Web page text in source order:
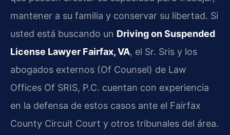
mantener a su familia y conservar su libertad. Si
usted está buscando un Driving on Suspended
License Lawyer Fairfax, VA, el Sr. Sris y los
abogados externos (Of Counsel) de Law
Offices Of SRIS, P.C. cuentan con experiencia
en la defensa de estos casos ante el Fairfax
County Circuit Court y otros tribunales del área.